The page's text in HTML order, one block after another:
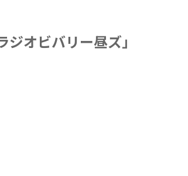
オビバリー昼ズ」